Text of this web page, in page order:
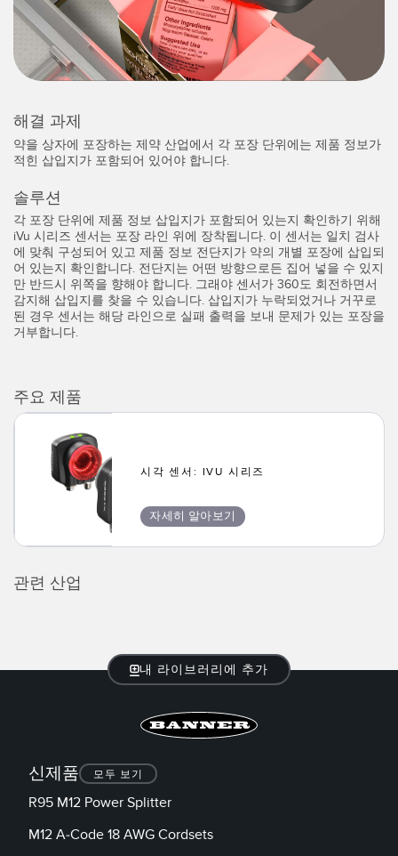
초음파 센서
광섬유 증폭기
슬롯, 라벨, 영역 감지 센서
등록 상표, 색상, 발광 센서
Pick-to-Light 센서
온도 및 진동 센서
Condition Monitoring Sensors
Wireless Condition Monitoring Sensors
Vibration Sensors
ACCESSORIES
액세서리
컨버터
소프트웨어
예측 및 예방적 유지보수용 상태 모니터링
예측 유지보수
탱크 수위 모니터링
관련 링크
세척
IO-Link
해결 과제
약을 상자에 포장하는 제약 산업에서 각 포장 단위에는 제품 정보가
적힌 삽입지가 포함되어 있어야 합니다.
솔루션
각 포장 단위에 제품 정보 삽입지가 포함되어 있는지 확인하기 위해
iVu 시리즈 센서는 포장 라인 위에 장착됩니다. 이 센서는 일치 검사
에 맞춰 구성되어 있고 제품 정보 전단지가 약의 개별 포장에 삽입되
어 있는지 확인합니다. 전단지는 어떤 방향으로든 집어 넣을 수 있지
만 반드시 위쪽을 향해야 합니다. 그래야 센서가 360도 회전하면서
감지해 삽입지를 찾을 수 있습니다. 삽입지가 누락되었거나 거꾸로
된 경우 센서는 해당 라인으로 실패 출력을 보내 문제가 있는 포장을
거부합니다.
주요 제품
시각 센서: IVU 시리즈
자세히 알아보기
관련 산업
내 라이브러리에 추가
신제품 모두 보기
R95 M12 Power Splitter
M12 A-Code 18 AWG Cordsets